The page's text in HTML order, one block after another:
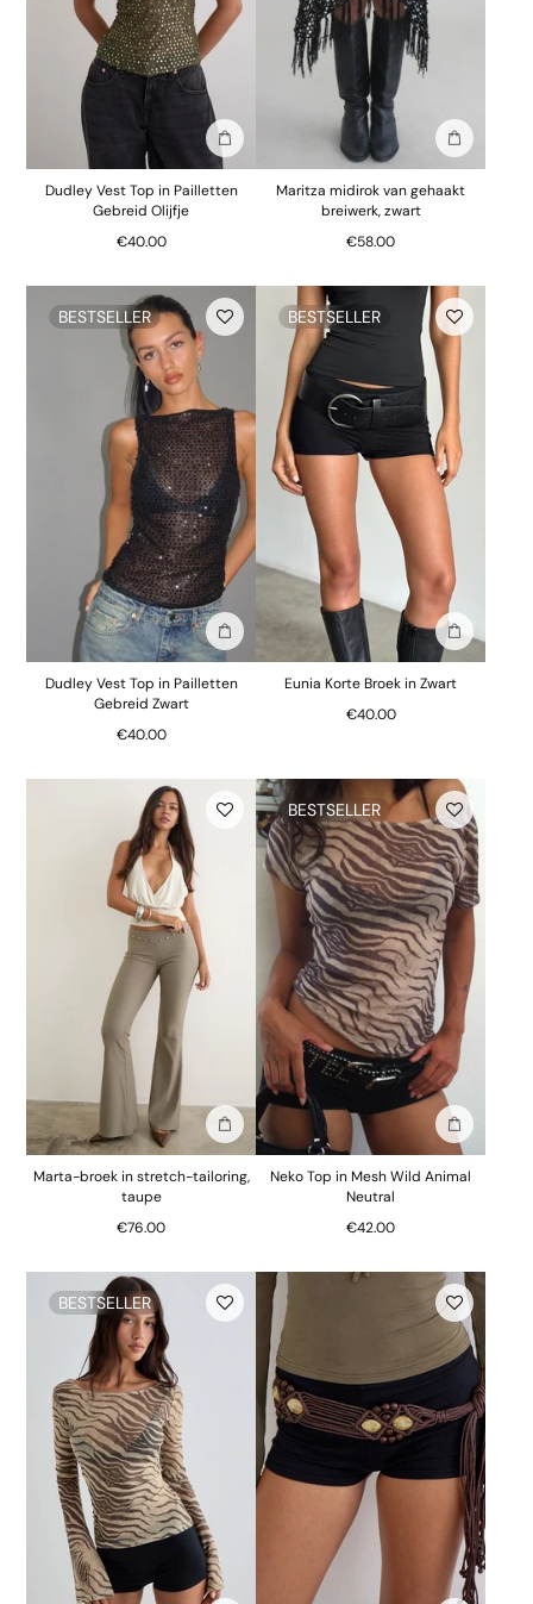
In winkelmand
Dudley Vest Top in Pailletten
Gebreid Olijfje
€40.00
In
Maritza midirok van gehaakt
breiwerk, zwart
€58.00
BESTSELLER
In winkelmand
Dudley Vest Top in Pailletten
Gebreid Zwart
€40.00
BESTSELLER
In
Eunia Korte Broek in Zwart
€40.00
In winkelmand
Marta-broek in stretch-tailoring,
taupe
€76.00
BESTSELLER
In
Neko Top in Mesh Wild Animal
Neutral
€42.00
BESTSELLER